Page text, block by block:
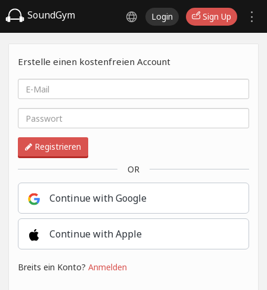
SoundGym Login Sign Up
Erstelle einen kostenfreien Account
Registrieren
OR
Continue with Google
Continue with Apple
Breits ein Konto? Anmelden